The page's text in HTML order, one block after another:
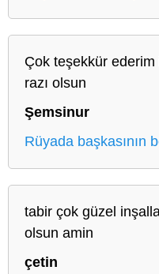
Çok teşekkür
razı olsun
Şemsinur
Rüyada başkasının
tabir çok güzel
olsun amin
çetin